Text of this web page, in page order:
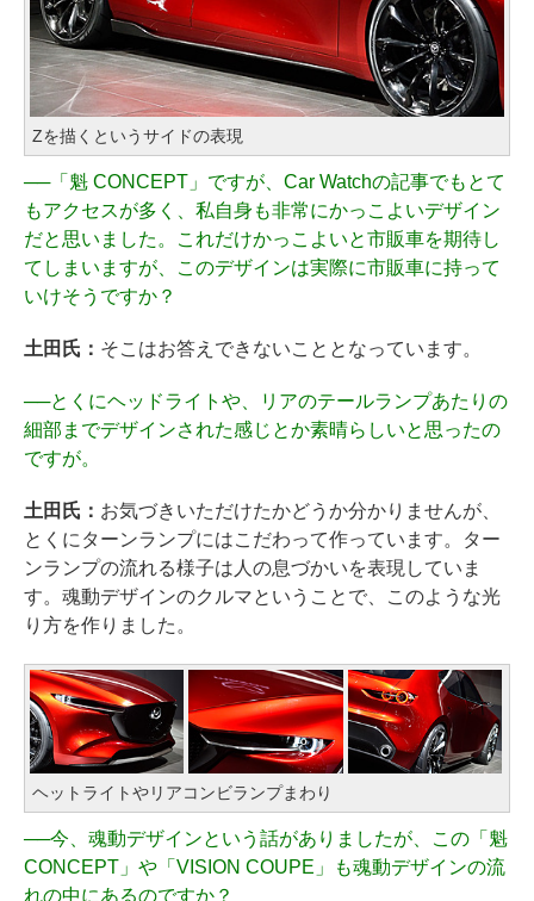
Zを描くというサイドの表現
──「魁 CONCEPT」ですが、Car Watchの記事でもとて
もアクセスが多く、私自身も非常にかっこよいデザイン
だと思いました。これだけかっこよいと市販車を期待し
てしまいますが、このデザインは実際に市販車に持って
いけそうですか？
土田氏： そこはお答えできないこととなっています。
──とくにヘッドライトや、リアのテールランプあたりの
細部までデザインされた感じとか素晴らしいと思ったの
ですが。
土田氏： お気づきいただけたかどうか分かりませんが、
とくにターンランプにはこだわって作っています。ター
ンランプの流れる様子は人の息づかいを表現していま
す。魂動デザインのクルマということで、このような光
り方を作りました。
ヘットライトやリアコンビランプまわり
──今、魂動デザインという話がありましたが、この「魁
CONCEPT」や「VISION COUPE」も魂動デザインの流
れの中にあるのですか？